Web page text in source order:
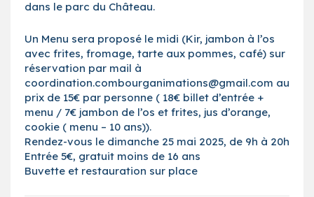
dans le parc du Château.
Un Menu sera proposé le midi (Kir, jambon à l’os
avec frites, fromage, tarte aux pommes, café) sur
réservation par mail à
coordination.combourganimations@gmail.com au
prix de 15€ par personne ( 18€ billet d’entrée +
menu / 7€ jambon de l’os et frites, jus d’orange,
cookie ( menu – 10 ans)).
Rendez-vous le dimanche 25 mai 2025, de 9h à 20h
Entrée 5€, gratuit moins de 16 ans
Buvette et restauration sur place